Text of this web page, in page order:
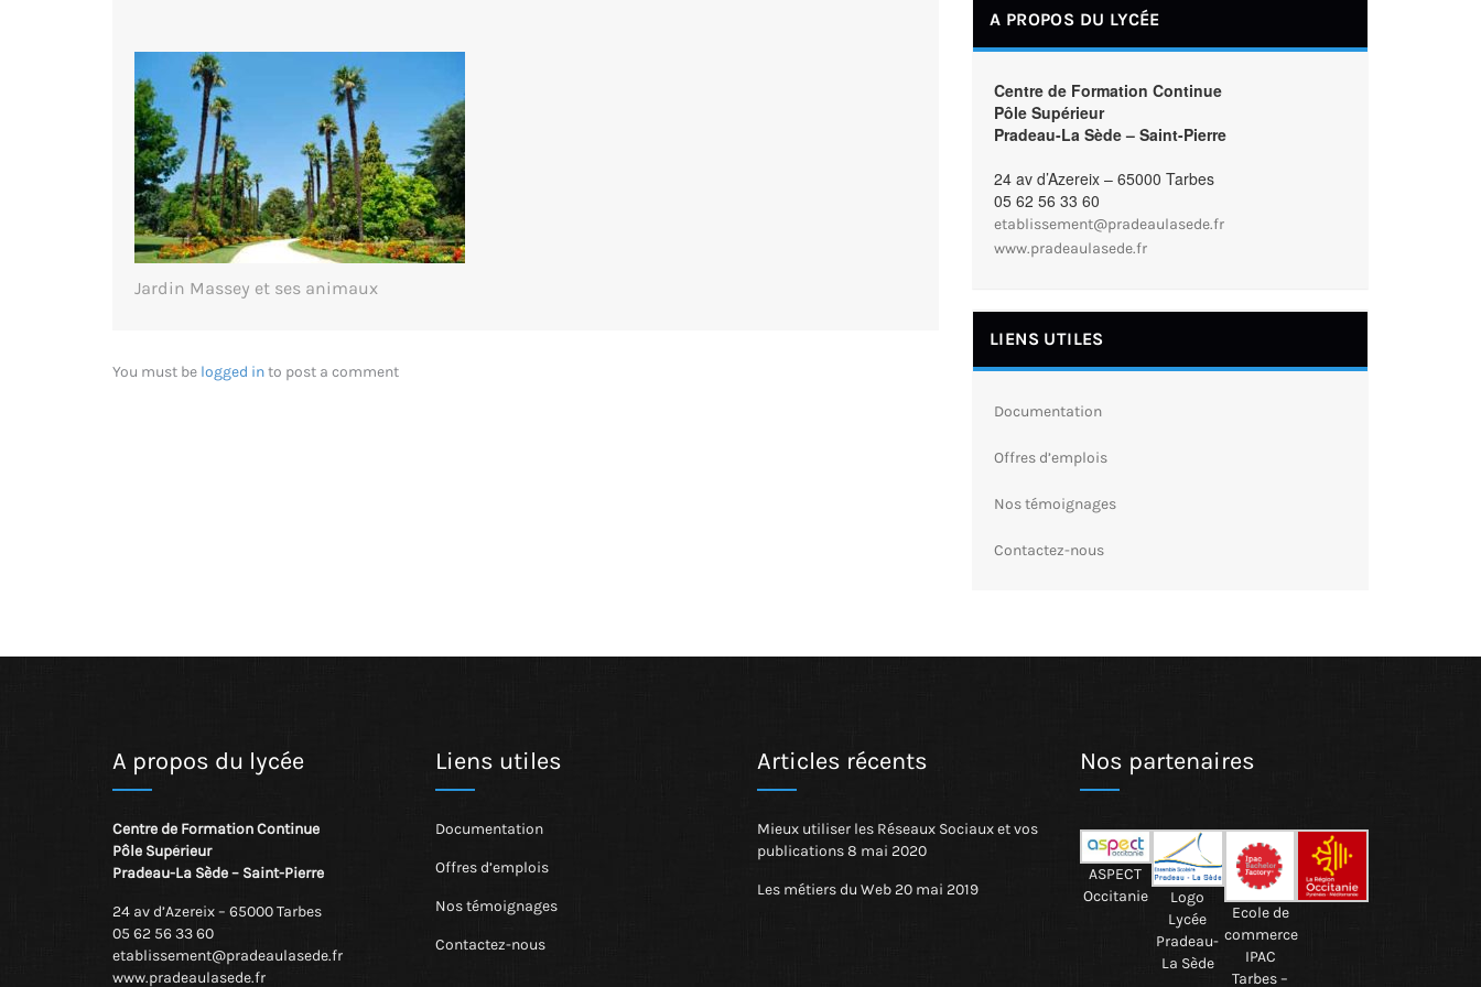
Jardin Massey et ses animaux
You must be logged into post a comment
A PROPOS DU LYCÉE
Centre de Formation Continue
Pôle Supérieur
Pradeau-La Sède – Saint-Pierre
24 av d’Azereix – 65000 Tarbes
05 62 56 33 60
etablissement@pradeaulasede.fr
www.pradeaulasede.fr
LIENS UTILES
Documentation
Offres d’emplois
Nos témoignages
Contactez-nous
A propos du lycée
Centre de Formation Continue
Pôle Supérieur
Pradeau-La Sède – Saint-Pierre
24 av d’Azereix – 65000 Tarbes
05 62 56 33 60
etablissement@pradeaulasede.fr
www.pradeaulasede.fr
Liens utiles
Documentation
Offres d’emplois
Nos témoignages
Contactez-nous
Articles récents
Mieux utiliser les Réseaux Sociaux et vos
publications8 mai 2020
Les métiers du Web 20 mai 2019
Nos partenaires
ASPECT
Occitanie
Logo
Lycée
Pradeau-
La Sède
Ecole de
commerce
IPAC
Tarbes –